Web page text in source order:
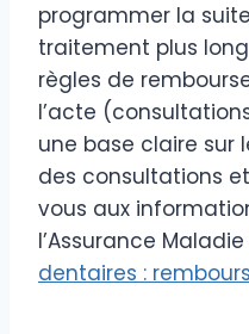
programmer la
traitement plus
règles de
l’acte
une base claire sur
des consultations
vous aux
l’Assurance Maladie
dentaires :